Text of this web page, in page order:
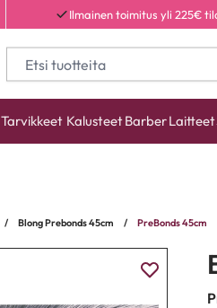
Ilmainen toimitus yli 225€
Tarvikkeet KalusteetBarberLaitteet
/ Blong Prebonds 45cm / PreBonds 45cm